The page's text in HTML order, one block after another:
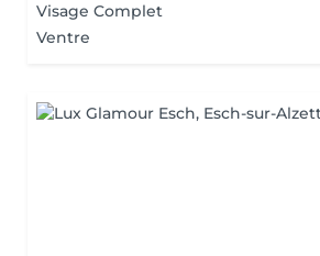
Visage Complet
Ventre